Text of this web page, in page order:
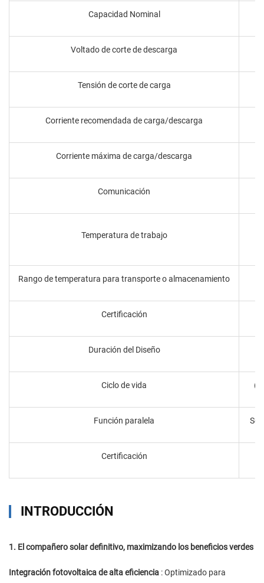
Capacidad Nominal
Voltado de corte de descarga
Tensión de corte de carga
Corriente recomendada de carga/descarga
Corriente máxima de carga/descarga
Comunicación
Temperatura de trabajo
Rango de temperatura para transporte o almacenamiento
Certificación
Duración del Diseño
Ciclo de vida
Función paralela
Certificación
INTRODUCCIÓN
1. El compañero solar definitivo, maximizando los beneficios verdes
Integración fotovoltaica de alta eficiencia : Optimizado para